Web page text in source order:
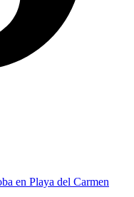
en Playa del Carmen